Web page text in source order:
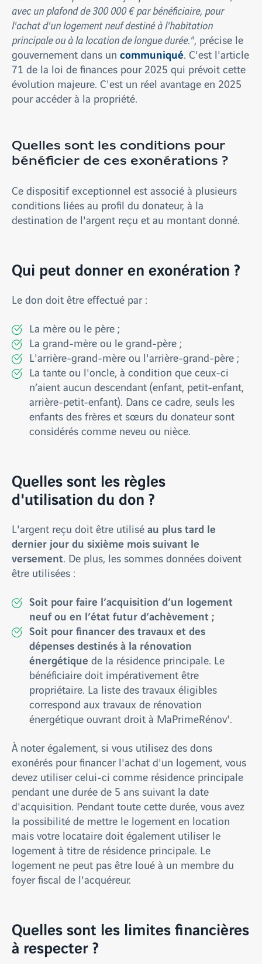
avec un plafond de 300 000 € par bénéficiaire, pour
l'achat d'un logement neuf destiné à l'habitation
principale ou à la location de longue durée.", précise le
gouvernement dans un communiqué. C'est l'article
71 de la loi de finances pour 2025 qui prévoit cette
évolution majeure. C'est un réel avantage en 2025
pour accéder à la propriété.
Quelles sont les conditions pour
bénéficier de ces exonérations ?
Ce dispositif exceptionnel est associé à plusieurs
conditions liées au profil du donateur, à la
destination de l'argent reçu et au montant donné.
Qui peut donner en exonération ?
Le don doit être effectué par :
La mère ou le père ;
La grand-mère ou le grand-père ;
L'arrière-grand-mère ou l'arrière-grand-père ;
La tante ou l'oncle, à condition que ceux-ci
n’aient aucun descendant (enfant, petit-enfant,
arrière-petit-enfant). Dans ce cadre, seuls les
enfants des frères et sœurs du donateur sont
considérés comme neveu ou nièce.
Quelles sont les règles
d'utilisation du don ?
L'argent reçu doit être utiliséau plus tard le
dernier jour du sixième mois suivant le
versement. De plus, les sommes données doivent
être utilisées :
Soit pour faire l’acquisition d’un logement
neuf ou en l’état futur d’achèvement ;
Soit pour financer des travaux et des
dépenses destinés à la rénovation
énergétiquede la résidence principale. Le
bénéficiaire doit impérativement être
propriétaire. La liste des travaux éligibles
correspond aux travaux de rénovation
énergétique ouvrant droit à MaPrimeRénov'.
À noter également, si vous utilisez des dons
exonérés pour financer l'achat d'un logement, vous
devez utiliser celui-ci comme résidence principale
pendant une durée de 5 ans suivant la date
d'acquisition. Pendant toute cette durée, vous avez
la possibilité de mettre le logement en location
mais votre locataire doit également utiliser le
logement à titre de résidence principale. Le
logement ne peut pas être loué à un membre du
foyer fiscal de l'acquéreur.
Quelles sont les limites financières
à respecter ?